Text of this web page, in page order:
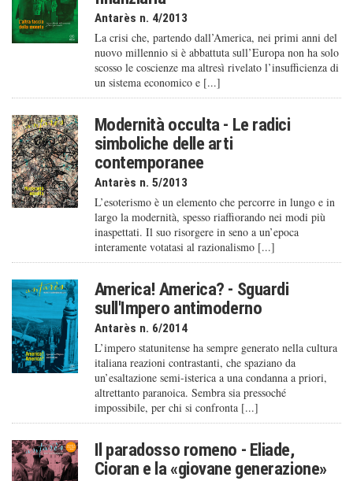
Antarès n. 4/2013
La crisi che, partendo dall’America, nei primi anni del
nuovo millennio si è abbattuta sull’Europa non ha solo
scosso le coscienze ma altresì rivelato l’insufficienza di
un sistema economico e [...]
Modernità occulta - Le radici
simboliche delle arti
contemporanee
Antarès n. 5/2013
L’esoterismo è un elemento che percorre in lungo e in
largo la modernità, spesso riaffiorando nei modi più
inaspettati. Il suo risorgere in seno a un’epoca
interamente votatasi al razionalismo [...]
America! America? - Sguardi
sull'Impero antimoderno
Antarès n. 6/2014
L’impero statunitense ha sempre generato nella cultura
italiana reazioni contrastanti, che spaziano da
un’esaltazione semi-isterica a una condanna a priori,
altrettanto paranoica. Sembra sia pressoché
impossibile, per chi si confronta [...]
Il paradosso romeno - Eliade,
Cioran e la «giovane generazione»